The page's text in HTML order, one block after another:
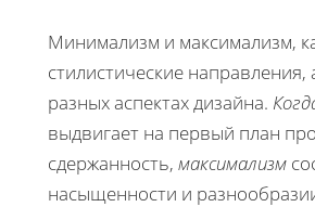
Минимализм и максимализм,
стилистические направления,
разных аспектах дизайна.
выдвигает на первый план
сдержанность, максимализм
насыщенности и